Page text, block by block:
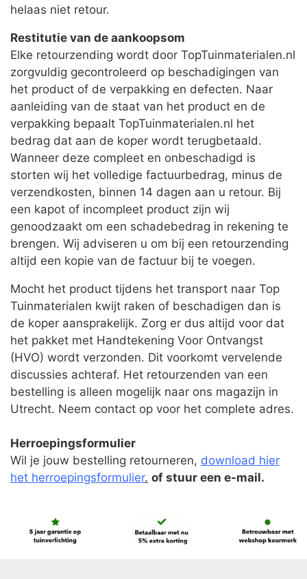
helaas niet retour.
Restitutie van de aankoopsom
Elke retourzending wordt door TopTuinmaterialen.nl
zorgvuldig gecontroleerd op beschadigingen van
het product of de verpakking en defecten. Naar
aanleiding van de staat van het product en de
verpakking bepaalt TopTuinmaterialen.nl het
bedrag dat aan de koper wordt terugbetaald.
Wanneer deze compleet en onbeschadigd is
storten wij het volledige factuurbedrag, minus de
verzendkosten, binnen 14 dagen aan u retour. Bij
een kapot of incompleet product zijn wij
genoodzaakt om een schadebedrag in rekening te
brengen. Wij adviseren u om bij een retourzending
altijd een kopie van de factuur bij te voegen.
Mocht het product tijdens het transport naar Top
Tuinmaterialen kwijt raken of beschadigen dan is
de koper aansprakelijk. Zorg er dus altijd voor dat
het pakket met Handtekening Voor Ontvangst
(HVO) wordt verzonden. Dit voorkomt vervelende
discussies achteraf. Het retourzenden van een
bestelling is alleen mogelijk naar ons magazijn in
Utrecht. Neem contact op voor het complete adres.
Herroepingsformulier
Wil je jouw bestelling retourneren, download hier
het herroepingsformulier. of stuur een e-mail.